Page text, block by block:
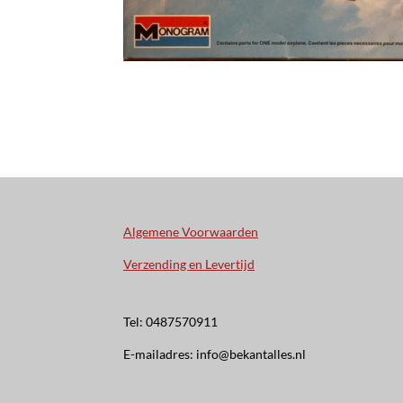
Algemene Voorwaarden
Verzending en Levertijd
Tel: 0487570911
E-mailadres: info@bekantalles.nl